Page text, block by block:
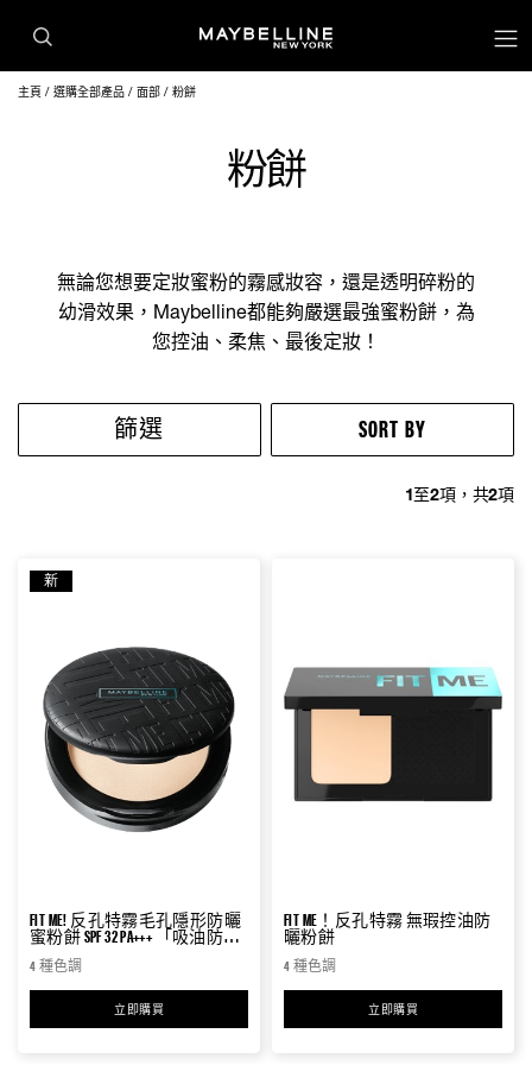
主頁 選購全部產品 面部 粉餅
粉餅
無論您想要定妝蜜粉的霧感妝容，還是透明碎粉的
幼滑效果，Maybelline都能夠嚴選最強蜜粉餅，為
您控油、柔焦​​、最後定妝！
篩選
1至2項，共2項
SORT BY
新
FIT ME! 反孔特霧毛孔隱形防曬
蜜粉餅 SPF 32 PA+++ 「吸油防曬
4 種色調
立即購買 FIT ME! 反孔特霧毛孔隱形防曬蜜粉餅 SPF 32 PA+++ 「吸油防曬小圓餅」
FIT ME！反孔特霧 無瑕控油防
曬粉餅
4 種色調
立即購買